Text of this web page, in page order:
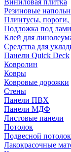
Виниловая плитка
Резиновые
Плинтусы, пороги,
Подложка под
Клей для
Средства для
Панели Quick Deck
Ковролин
Ковры
Ковровые дорожки
Стены
Панели ПВХ
Панели МДФ
Листовые панели
Потолок
Подвесной потолок
Лакокрасочные